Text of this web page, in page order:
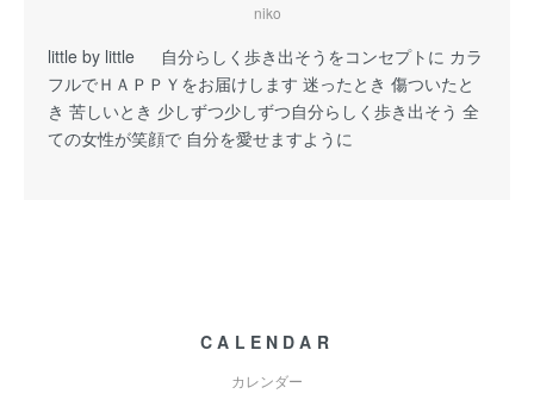
niko
little by little 自分らしく歩き出そうをコンセプトに カラ
フルでＨＡＰＰＹをお届けします 迷ったとき 傷ついたと
き 苦しいとき 少しずつ少しずつ自分らしく歩き出そう 全
ての女性が笑顔で 自分を愛せますように
CALENDAR
カレンダー